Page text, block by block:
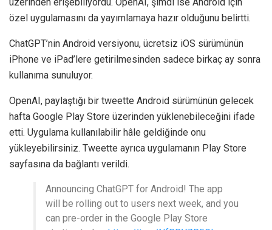
özel uygulamasını da yayımlamaya hazır olduğunu belirtti.
ChatGPT’nin Android versiyonu, ücretsiz iOS sürümünün
iPhone ve iPad’lere getirilmesinden sadece birkaç ay sonra
kullanıma sunuluyor.
OpenAI, paylaştığı bir tweette Android sürümünün gelecek
hafta Google Play Store üzerinden yüklenebileceğini ifade
etti. Uygulama kullanılabilir hâle geldiğinde onu
yükleyebilirsiniz. Tweette ayrıca uygulamanın Play Store
sayfasına da bağlantı verildi.
Announcing ChatGPT for Android! The app
will be rolling out to users next week, and you
can pre-order in the Google Play Store